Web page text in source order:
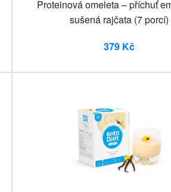
Proteinová omeleta – příchuť
sušená rajčata (7 porcí)
379 Kč